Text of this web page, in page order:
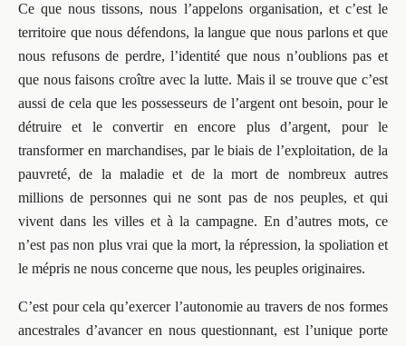
Ce que nous tissons, nous l’appelons organisation, et c’est le
territoire que nous défendons, la langue que nous parlons et que
nous refusons de perdre, l’identité que nous n’oublions pas et
que nous faisons croître avec la lutte. Mais il se trouve que c’est
aussi de cela que les possesseurs de l’argent ont besoin, pour le
détruire et le convertir en encore plus d’argent, pour le
transformer en marchandises, par le biais de l’exploitation, de la
pauvreté, de la maladie et de la mort de nombreux autres
millions de personnes qui ne sont pas de nos peuples, et qui
vivent dans les villes et à la campagne. En d’autres mots, ce
n’est pas non plus vrai que la mort, la répression, la spoliation et
le mépris ne nous concerne que nous, les peuples originaires.
C’est pour cela qu’exercer l’autonomie au travers de nos formes
ancestrales d’avancer en nous questionnant, est l’unique porte